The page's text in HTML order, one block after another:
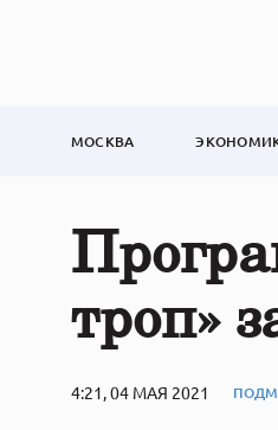
МОСКВА
троп»
4:21, 04 МАЯ 2021